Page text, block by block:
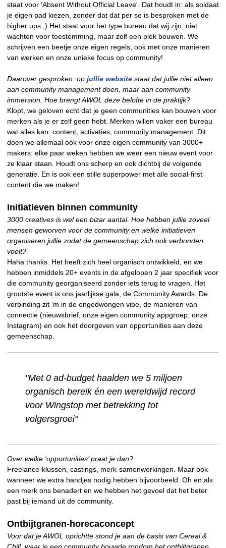
staat voor 'Absent Without Official Leave'. Dat houdt in: als soldaat
je eigen pad kiezen, zonder dat dat per se is besproken met de
higher ups ;) Het staat voor het type bureau dat wij zijn: niet
wachten voor toestemming, maar zelf een plek bouwen. We
schrijven een beetje onze eigen regels, ook met onze manieren
van werken en onze unieke focus op community!
Daarover gesproken: op jullie website staat dat jullie niet alleen
aan community management doen, maar aan community
immersion. Hoe brengt AWOL deze belofte in de praktijk?
Klopt, we geloven echt dat je geen communities kan bouwen voor
merken als je er zelf geen hebt. Merken willen vaker een bureau
wat alles kan: content, activaties, community management. Dit
doen we allemaal óók voor onze eigen community van 3000+
makers: elke paar weken hebben we weer een nieuw event voor
ze klaar staan. Houdt ons scherp en ook dichtbij de volgende
generatie. En is ook een stille superpower met alle social-first
content die we maken!
Initiatieven binnen community
3000 creatives is wel een bizar aantal. Hoe hebben jullie zoveel
mensen geworven voor de community en welke initiatieven
organiseren jullie zodat de gemeenschap zich ook verbonden
voelt?
Haha thanks. Het heeft zich heel organisch ontwikkeld, en we
hebben inmiddels 20+ events in de afgelopen 2 jaar specifiek voor
die community georganiseerd zonder iets terug te vragen. Het
grootste event is ons jaarlijkse gala, de Community Awards. De
verbinding zit ‘m in de ongedwongen vibe, de manieren van
connectie (nieuwsbrief, onze eigen community appgroep, onze
Instagram) en ook het doorgeven van opportunities aan deze
gemeenschap.
"Met 0 ad-budget haalden we 5 miljoen
organisch bereik én een wereldwijd record
voor Wingstop met betrekking tot
volgersgroei"
Over welke ‘opportunities’ praat je dan?
Freelance-klussen, castings, merk-samenwerkingen. Maar ook
wanneer we extra handjes nodig hebben bijvoorbeeld. Oh en als
een merk ons benadert en we hebben het gevoel dat het beter
past bij iemand uit de community.
Ontbijtgranen-horecaconcept
Voor dat je AWOL oprichtte stond je aan de basis van Cereal &